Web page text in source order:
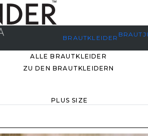
BRAUTKLEIDER
ALLE BRAUTKLEIDER
ZU DEN BRAUTKLEIDERN
PLUS SIZE